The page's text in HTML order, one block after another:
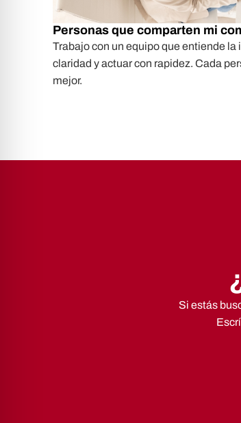
Personas que comparten mi
Trabajo con un equipo que entiende
claridad y actuar con rapidez. Cada
mejor.
Si estás